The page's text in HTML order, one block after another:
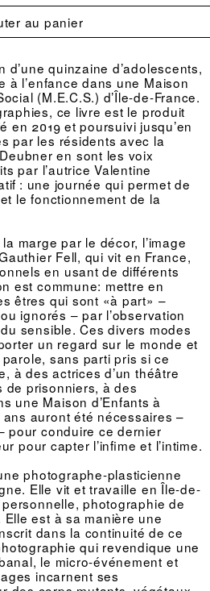
au panier
d’une quinzaine d’adolescents,
à l’enfance dans une Maison
(M.E.C.S.) d’Île-de-France.
ce livre est le produit
en 2019 et poursuivi jusqu’en
par les résidents avec la
en sont les voix
par l’autrice Valentine
: une journée qui permet de
le fonctionnement de la
marge par le décor, l’image
Fell, qui vit en France,
en usant de différents
est commune: mettre en
êtres qui sont «à part» –
ignorés – par l’observation
sensible. Ces divers modes
un regard sur le monde et
sans parti pris si ce
à des actrices d’un théâtre
de prisonniers, à des
une Maison d’Enfants à
auront été nécessaires –
pour conduire ce dernier
pour capter l’infime et l’intime.
photographe-plasticienne
Elle vit et travaille en Île-de-
photographie de
est à sa manière une
dans la continuité de ce
qui revendique une
le micro-événement et
incarnent ses